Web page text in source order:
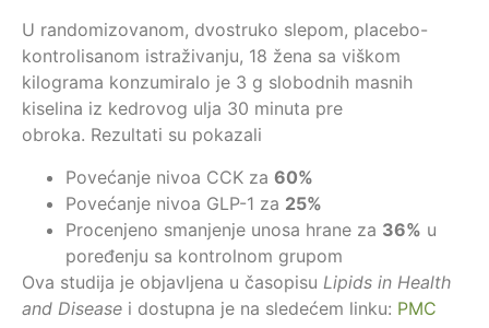
U randomizovanom, dvostruko slepom, placebo-
kontrolisanom istraživanju, 18 žena sa viškom
kilograma konzumiralo je 3 g slobodnih masnih
kiselina iz kedrovog ulja 30 minuta pre
obroka. Rezultati su pokazali
Povećanje nivoa CCK za 60%
Povećanje nivoa GLP-1 za 25%
Procenjeno smanjenje unosa hrane za 36% u
poređenju sa kontrolnom grupom
Ova studija je objavljena u časopisu Lipids in Health
and Disease i dostupna je na sledećem linku: PMC